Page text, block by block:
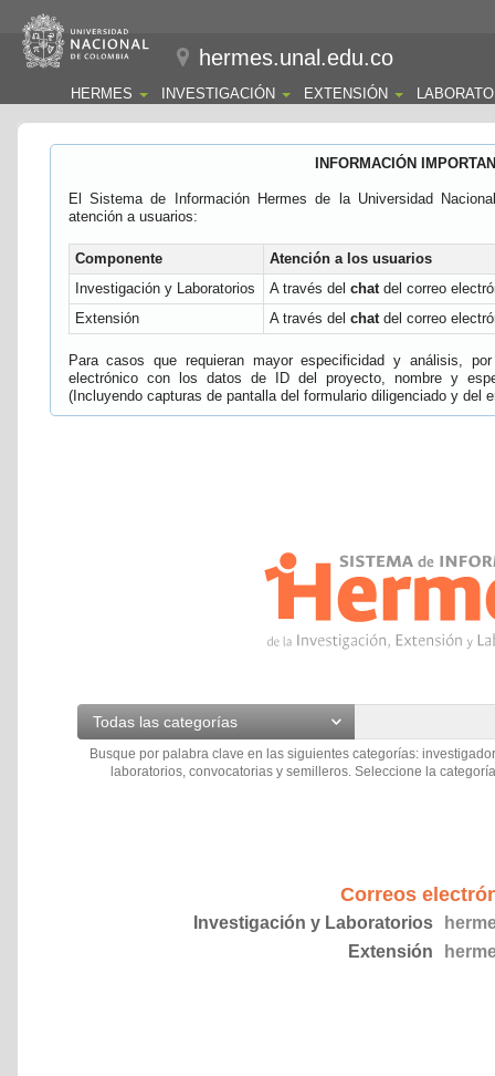
hermes.unal.edu.co
HERMES INVESTIGACIÓN EXTENSIÓN
INFORMACIÓN
El Sistema de Información Hermes de la Universidad
atención a usuarios:
Componente
Atención a los usuarios
Investigación y Laboratorios
A través del chatdel correo
Extensión
A través del chatdel correo
Para casos que requieran mayor especificidad y análisis,
electrónico con los datos de ID del proyecto, nombre y
(Incluyendo capturas de pantalla del formulario diligenciado y del
Todas las categorías
Busque por palabra clave en las siguientes categorías:
laboratorios, convocatorias y semilleros. Seleccione la
Correos
Investigación y Laboratorios
Extensión